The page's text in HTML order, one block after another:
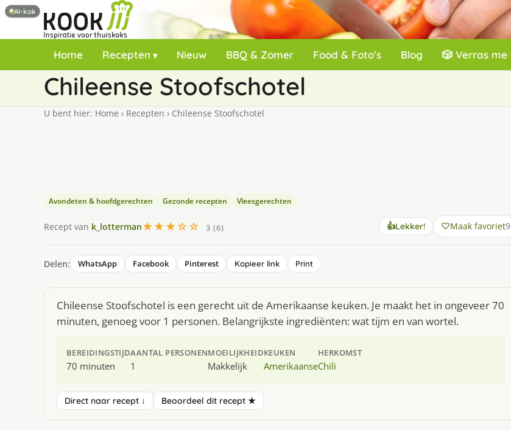
Home Recepten Nieuw BBQ & Zomer Food & Foto’s Blog 🎲 Verras me
Chileense Stoofschotel
U bent hier: Home › Recepten › Chileense Stoofschotel
Avondeten & hoofdgerechten Gezonde recepten Vleesgerechten
Recept van k_lotterman★★★☆☆ 3 (6) 👍Lekker! Maak favoriet9
Delen: WhatsApp Facebook Pinterest Kopieer link Print
Chileense Stoofschotel is een gerecht uit de Amerikaanse keuken. Je maakt het in ongeveer 70
minuten, genoeg voor 1 personen. Belangrijkste ingrediënten: wat tijm en van wortel.
BEREIDINGSTIJD
70 minuten
AANTAL PERSONEN
1
MOEILIJKHEID
Makkelijk
KEUKEN
Amerikaanse
HERKOMST
Chili
Direct naar recept ↓ Beoordeel dit recept ★
AI-kok